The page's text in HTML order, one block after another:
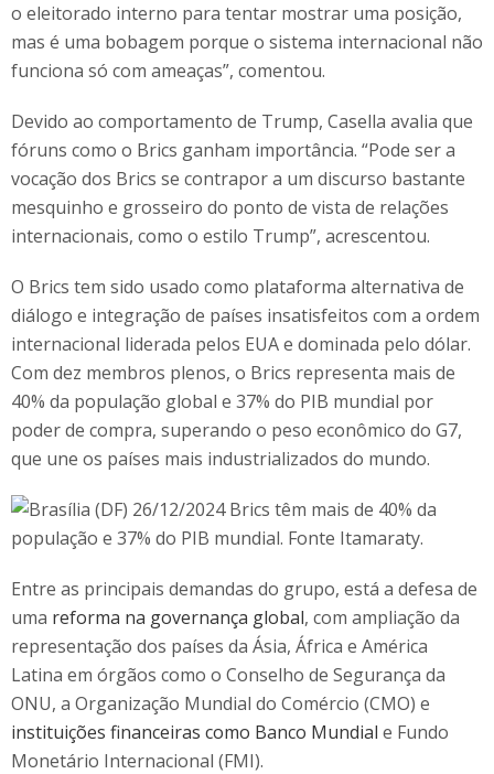
o eleitorado interno para tentar mostrar uma posição,
mas é uma bobagem porque o sistema internacional não
funciona só com ameaças”, comentou.
Devido ao comportamento de Trump, Casella avalia que
fóruns como o Brics ganham importância. “Pode ser a
vocação dos Brics se contrapor a um discurso bastante
mesquinho e grosseiro do ponto de vista de relações
internacionais, como o estilo Trump”, acrescentou.
O Brics tem sido usado como plataforma alternativa de
diálogo e integração de países insatisfeitos com a ordem
internacional liderada pelos EUA e dominada pelo dólar.
Com dez membros plenos, o Brics representa mais de
40% da população global e 37% do PIB mundial por
poder de compra, superando o peso econômico do G7,
que une os países mais industrializados do mundo.
Entre as principais demandas do grupo, está a defesa de
uma reforma na governança global, com ampliação da
representação dos países da Ásia, África e América
Latina em órgãos como o Conselho de Segurança da
ONU, a Organização Mundial do Comércio (CMO) e
instituições financeiras como Banco Mundial e Fundo
Monetário Internacional (FMI).